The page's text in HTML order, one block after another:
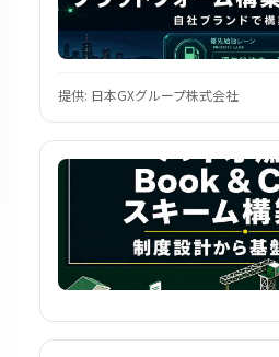
提供: 日本GXグループ株式会社